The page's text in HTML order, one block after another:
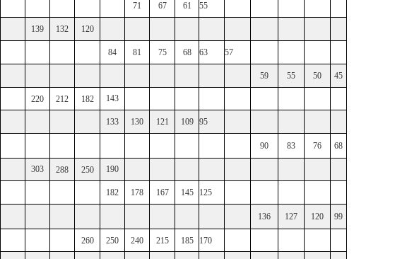
71 67 61 55
139 132 120
84 81 75 68 63 57
59 55 50 45
220 212 182 143
133 130 121 109 95
90 83 76 68
303 288 250 190
182 178 167 145 125
136 127 120 99
260 250 240 215 185 170